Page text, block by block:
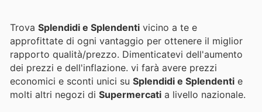
Trova Splendidi e Splendenti vicino a te e
approfittate di ogni vantaggio per ottenere il miglior
rapporto qualità/prezzo. Dimenticatevi dell'aumento
dei prezzi e dell'inflazione. vi farà avere prezzi
economici e sconti unici su Splendidi e Splendenti e
molti altri negozi di Supermercati a livello nazionale.